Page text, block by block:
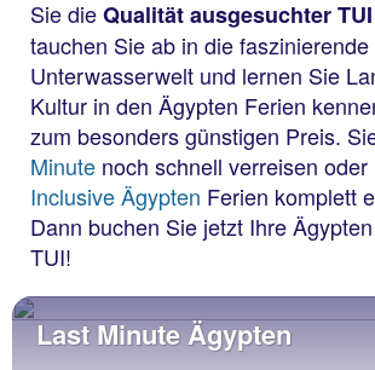
Sie dieQualität ausgesuchter
tauchen Sie ab in die faszinierende
Unterwasserwelt und lernen Sie
Kultur in den Ägypten Ferien
zum besonders günstigen Preis.
Minute noch schnell verreisen oder
Inclusive Ägypten Ferien komplett
Dann buchen Sie jetzt Ihre
TUI!
Last Minute Ägypten